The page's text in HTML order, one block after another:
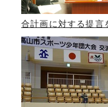
合計画に対する提言